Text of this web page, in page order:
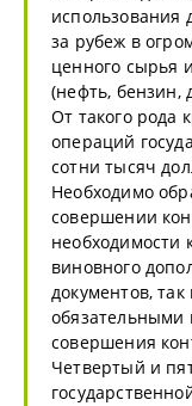
использования
за рубеж в
ценного сырья
(нефть, бензин,
От такого рода
операций
сотни тысяч
Необходимо
совершении
необходимости
виновного
документов,
обязательными
совершения
Четвертый и